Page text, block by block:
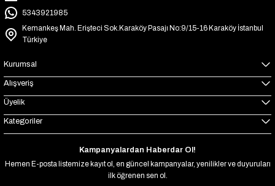
5343921985
Kemankeş Mah. Erişteci Sok.Karaköy Pasajı No:9/15-16 Karaköy İstanbul
Türkiye
Kurumsal
Alışveriş
Üyelik
Kategoriler
Kampanyalardan Haberdar Ol!
Hemen E-posta listemize kayıt ol, en güncel kampanyalar, yenilikler ve duyuruları
ilk öğrenen sen ol.